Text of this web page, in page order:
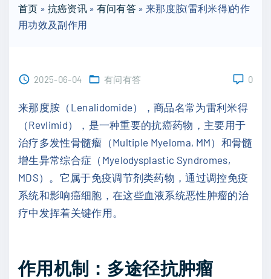
f
首页 » 抗癌资讯» 有问有答 »来那度胺(雷利米得)的作
用功效及副作用
2025-06-04 有问有答 0
来那度胺（Lenalidomide），商品名常为雷利米得
（Revlimid），是一种重要的抗癌药物，主要用于
治疗多发性骨髓瘤（Multiple Myeloma, MM）和骨髓
增生异常综合症（Myelodysplastic Syndromes,
MDS）。它属于免疫调节剂类药物，通过调控免疫
系统和影响癌细胞，在这些血液系统恶性肿瘤的治
疗中发挥着关键作用。
作用机制：多途径抗肿瘤